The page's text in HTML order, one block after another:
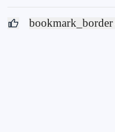
bookmark_border